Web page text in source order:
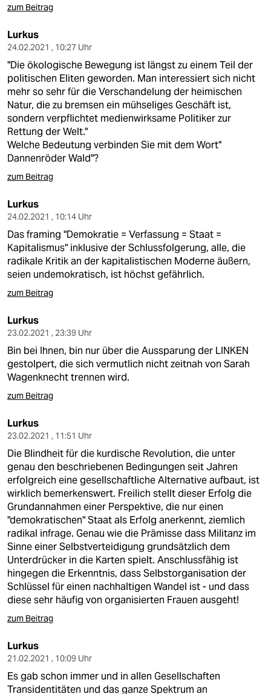
zum Beitrag
Lurkus
24.02.2021 , 10:27 Uhr
"Die ökologische Bewegung ist längst zu einem Teil der
politischen Eliten geworden. Man interessiert sich nicht
mehr so sehr für die Verschandelung der heimischen
Natur, die zu bremsen ein mühseliges Geschäft ist,
sondern verpflichtet medienwirksame Politiker zur
Rettung der Welt."
Welche Bedeutung verbinden Sie mit dem Wort"
Dannenröder Wald"?
zum Beitrag
Lurkus
24.02.2021 , 10:14 Uhr
Das framing "Demokratie = Verfassung = Staat =
Kapitalismus" inklusive der Schlussfolgerung, alle, die
radikale Kritik an der kapitalistischen Moderne äußern,
seien undemokratisch, ist höchst gefährlich.
zum Beitrag
Lurkus
23.02.2021 , 23:39 Uhr
Bin bei Ihnen, bin nur über die Aussparung der LINKEN
gestolpert, die sich vermutlich nicht zeitnah von Sarah
Wagenknecht trennen wird.
zum Beitrag
Lurkus
23.02.2021 , 11:51 Uhr
Die Blindheit für die kurdische Revolution, die unter
genau den beschriebenen Bedingungen seit Jahren
erfolgreich eine gesellschaftliche Alternative aufbaut, ist
wirklich bemerkenswert. Freilich stellt dieser Erfolg die
Grundannahmen einer Perspektive, die nur einen
"demokratischen" Staat als Erfolg anerkennt, ziemlich
radikal infrage. Genau wie die Prämisse dass Militanz im
Sinne einer Selbstverteidigung grundsätzlich dem
Unterdrücker in die Karten spielt. Anschlussfähig ist
hingegen die Erkenntnis, dass Selbstorganisation der
Schlüssel für einen nachhaltigen Wandel ist - und dass
diese sehr häufig von organisierten Frauen ausgeht!
zum Beitrag
Lurkus
21.02.2021 , 10:09 Uhr
Es gab schon immer und in allen Gesellschaften
Transidentitäten und das ganze Spektrum an